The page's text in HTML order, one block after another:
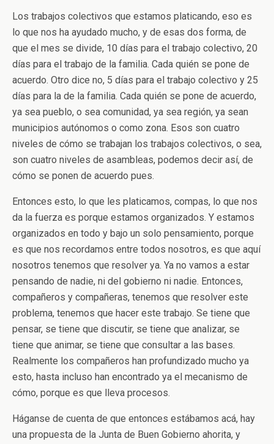
Los trabajos colectivos que estamos platicando, eso es
lo que nos ha ayudado mucho, y de esas dos forma, de
que el mes se divide, 10 días para el trabajo colectivo, 20
días para el trabajo de la familia. Cada quién se pone de
acuerdo. Otro dice no, 5 días para el trabajo colectivo y 25
días para la de la familia. Cada quién se pone de acuerdo,
ya sea pueblo, o sea comunidad, ya sea región, ya sean
municipios autónomos o como zona. Esos son cuatro
niveles de cómo se trabajan los trabajos colectivos, o sea,
son cuatro niveles de asambleas, podemos decir así, de
cómo se ponen de acuerdo pues.
Entonces esto, lo que les platicamos, compas, lo que nos
da la fuerza es porque estamos organizados. Y estamos
organizados en todo y bajo un solo pensamiento, porque
es que nos recordamos entre todos nosotros, es que aquí
nosotros tenemos que resolver ya. Ya no vamos a estar
pensando de nadie, ni del gobierno ni nadie. Entonces,
compañeros y compañeras, tenemos que resolver este
problema, tenemos que hacer este trabajo. Se tiene que
pensar, se tiene que discutir, se tiene que analizar, se
tiene que animar, se tiene que consultar a las bases.
Realmente los compañeros han profundizado mucho ya
esto, hasta incluso han encontrado ya el mecanismo de
cómo, porque es que lleva procesos.
Háganse de cuenta de que entonces estábamos acá, hay
una propuesta de la Junta de Buen Gobierno ahorita, y